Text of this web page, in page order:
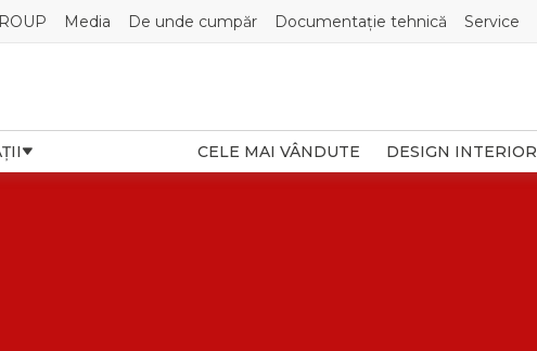
Media De unde cumpăr Documentație tehnică Service
CELE MAI VÂNDUTE DESIGN INTERIOR